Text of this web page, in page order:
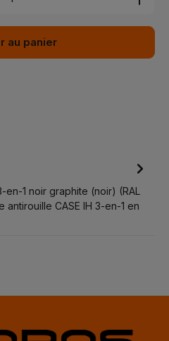
au panier
en-1 noir graphite (noir) (RAL
antirouille CASE IH 3-en-1 en